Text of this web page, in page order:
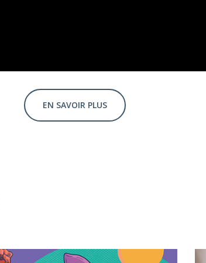
EN SAVOIR PLUS